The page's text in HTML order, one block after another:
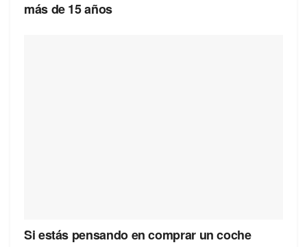
más de 15 años
Si estás pensando en comprar un coche